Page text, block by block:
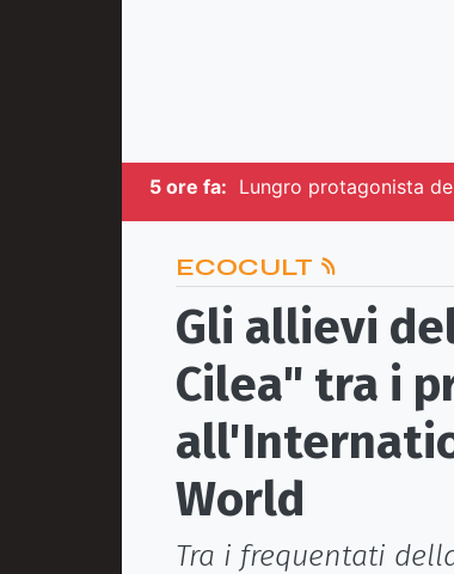
5 ore fa: Lungro protagonista
ECOCULT
Gli allievi
Cilea" tra i
World
Tra i frequentati